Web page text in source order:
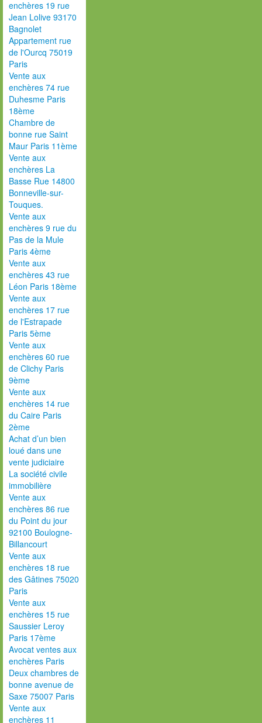
enchères 19 rue
Jean Lolive 93170
Bagnolet
Appartement rue
de l'Ourcq 75019
Paris
Vente aux
enchères 74 rue
Duhesme Paris
18ème
Chambre de
bonne rue Saint
Maur Paris 11ème
Vente aux
enchères La
Basse Rue 14800
Bonneville-sur-
Touques.
Vente aux
enchères 9 rue du
Pas de la Mule
Paris 4ème
Vente aux
enchères 43 rue
Léon Paris 18ème
Vente aux
enchères 17 rue
de l'Estrapade
Paris 5ème
Vente aux
enchères 60 rue
de Clichy Paris
9ème
Vente aux
enchères 14 rue
du Caire Paris
2ème
Achat d’un bien
loué dans une
vente judiciaire
La société civile
immobilière
Vente aux
enchères 86 rue
du Point du jour
92100 Boulogne-
Billancourt
Vente aux
enchères 18 rue
des Gâtines 75020
Paris
Vente aux
enchères 15 rue
Saussier Leroy
Paris 17ème
Avocat ventes aux
enchères Paris
Deux chambres de
bonne avenue de
Saxe 75007 Paris
Vente aux
enchères 11